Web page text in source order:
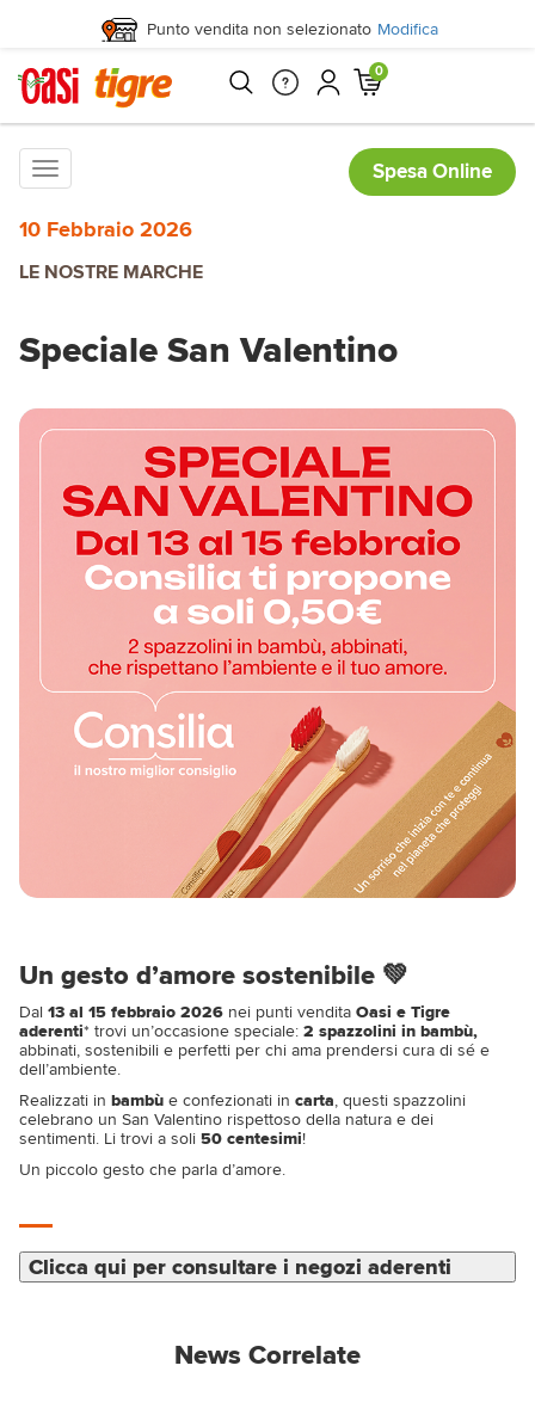
Punto vendita non selezionato Modifica
0
Toggle
navigation
Spesa Online
10 Febbraio 2026
LE NOSTRE MARCHE
Speciale San Valentino
Un gesto d’amore sostenibile 💚
Dal 13 al 15 febbraio 2026 nei punti vendita Oasi e Tigre
aderenti* trovi un’occasione speciale: 2 spazzolini in bambù,
abbinati, sostenibili e perfetti per chi ama prendersi cura di sé e
dell’ambiente.
Realizzati in bambù e confezionati in carta, questi spazzolini
celebrano un San Valentino rispettoso della natura e dei
sentimenti. Li trovi a soli 50 centesimi!
Un piccolo gesto che parla d’amore.
Clicca qui per consultare i negozi aderenti
News Correlate